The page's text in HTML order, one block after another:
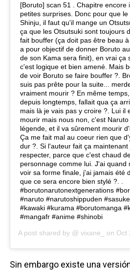
[Boruto] scan 51 . Chapitre encore
petites surprises. Donc pour que
Shinju, il faut qu'il mange un
ça que les Otsutsuki sont toujours
fait bouffer (ça doit pas être beau
a pour objectif de donner Boruto
de son Kama sera finit), en vrai ça
c'est logique et bien amené. Mais
de voir Boruto se faire bouffer ?.
suis pas prête pour la suite...
vraiment mourir ? En même
depuis longtemps, fallait qua ça
mais là je vais pas y croire ?. Lui il
mourir mais nous non, c'est
légende, et il va sûrement mourir
Ça me fait mal au coeur rien que
dur ?. Si l'auteur fait ça
respecter, parce que c'est chaud
personnage comme lui. J'ai quand
voir sa forme finale, j'ai jamais été
que ce sera encore bien stylé ?. .
#borutonarutonextgenerations
#naruto #narutoshippuden
#kawaki #kurama #borutomanga
#mangafr #anime #shinobi
A post shared by @ vixane_ on Oct
Sin embargo existe una